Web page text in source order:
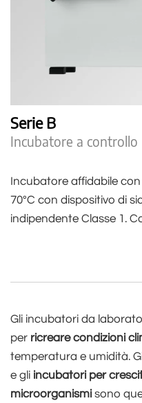
Serie B
Incubatore a controllo
Incubatore affidabile
70°C con dispositivo di
indipendente Classe 1.
Gli incubatori da
per ricreare condizioni
temperatura e umidità.
e gli incubatori per
microorganismi sono